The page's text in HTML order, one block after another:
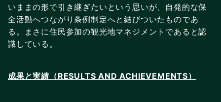
いままの形で引き継ぎたいという思いが、自発的な保
全活動へつながり条例制定へと結びついたものであ
る。まさに住民参加の観光地マネジメントであると認
識している。
成果と実績（RESULTS AND ACHIEVEMENTS）